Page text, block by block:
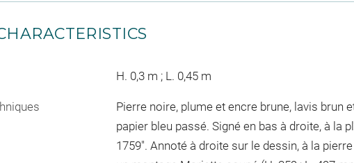
H. 0,3 m ; L. 0,45 m
Pierre noire, plume et encre brune, lavis brun
papier bleu passé. Signé en bas à droite, à la
1759". Annoté à droite sur le dessin, à la